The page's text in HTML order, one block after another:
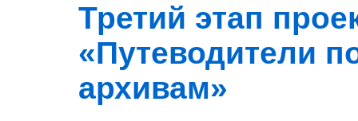
Третий этап
«Путеводители
архивам»